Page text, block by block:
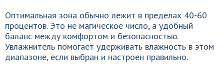
Оптимальная зона обычно лежит в пределах 40-60
процентов. Это не магическое число, а удобный
баланс между комфортом и безопасностью.
Увлажнитель помогает удерживать влажность в этом
диапазоне, если выбран и настроен правильно.